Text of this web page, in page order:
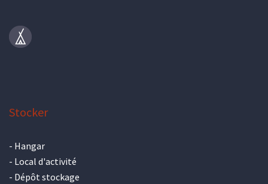
Stocker
- Hangar
- Local d'activité
- Dépôt stockage